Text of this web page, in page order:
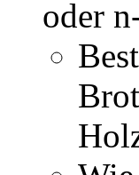
oder